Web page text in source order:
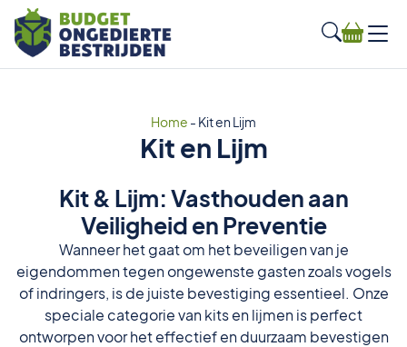
Home - Kit en Lijm
Kit en Lijm
Kit & Lijm: Vasthouden aan
Veiligheid en Preventie
Wanneer het gaat om het beveiligen van je
eigendommen tegen ongewenste gasten zoals vogels
of indringers, is de juiste bevestiging essentieel. Onze
speciale categorie van kits en lijmen is perfect
ontworpen voor het effectief en duurzaam bevestigen